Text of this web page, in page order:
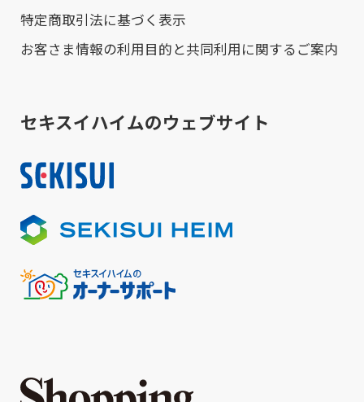
特定商取引法に基づく表示
お客さま情報の利用目的と共同利用に関するご案内
セキスイハイムのウェブサイト